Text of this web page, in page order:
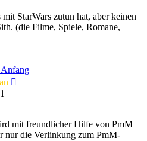
StarWars zutun hat, aber keinen
(die Filme, Spiele, Romane,
mit freundlicher Hilfe von PmM
nur die Verlinkung zum PmM-